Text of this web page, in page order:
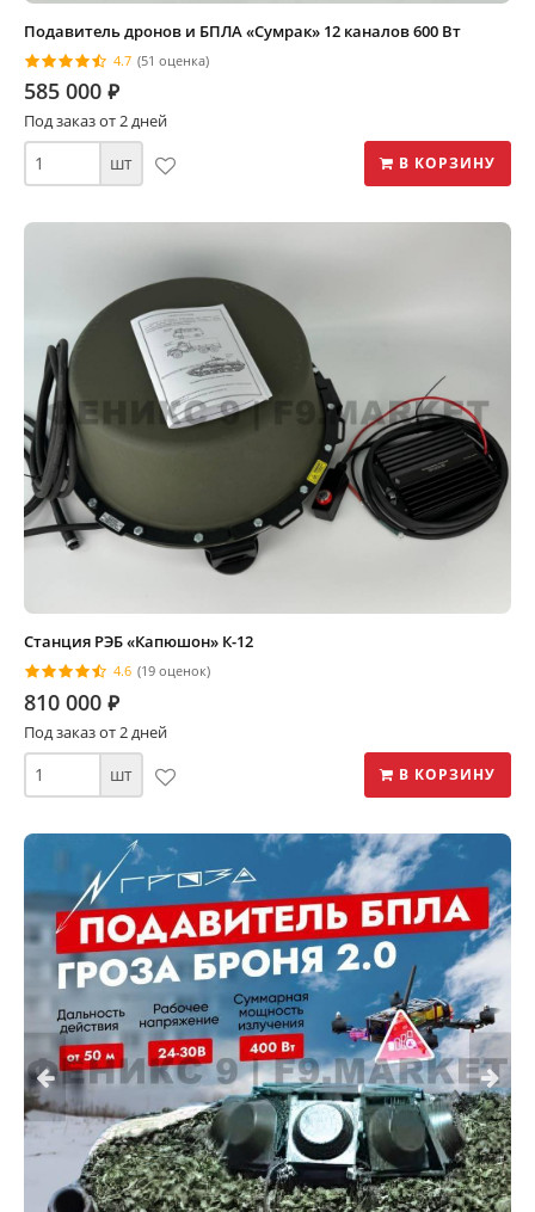
Подавитель дронов и БПЛА «Сумрак» 12 каналов 600 Вт
4.7 (51 оценка)
585 000 ⃏
Под заказ от 2 дней
шт В КОРЗИНУ
Станция РЭБ «Капюшон» К-12
4.6 (19 оценок)
810 000 ⃏
Под заказ от 2 дней
шт В КОРЗИНУ